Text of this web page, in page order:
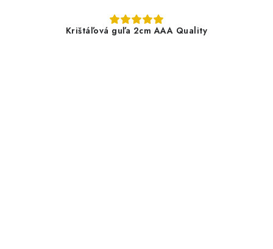
Krištáľová guľa 2cm AAA Quality